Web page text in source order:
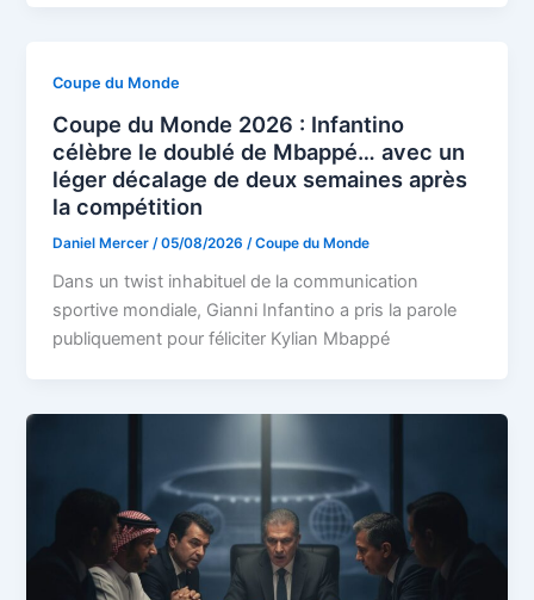
Coupe du Monde
Coupe du Monde 2026 : Infantino
célèbre le doublé de Mbappé… avec un
léger décalage de deux semaines après
la compétition
Daniel Mercer /05/08/2026 /Coupe du Monde
Dans un twist inhabituel de la communication
sportive mondiale, Gianni Infantino a pris la parole
publiquement pour féliciter Kylian Mbappé